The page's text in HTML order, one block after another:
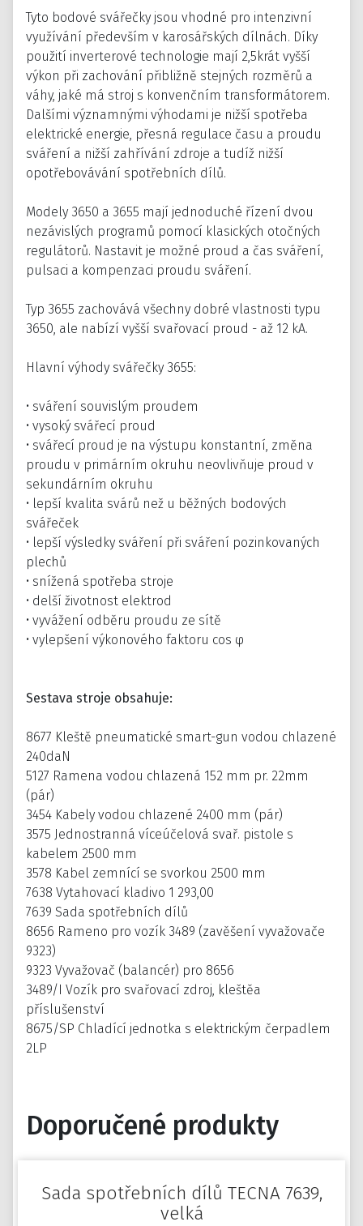
Tyto bodové svářečky jsou vhodné pro intenzivní
využívání především v karosářských dílnách. Díky
použití inverterové technologie mají 2,5krát vyšší
výkon při zachování přibližně stejných rozměrů a
váhy, jaké má stroj s konvenčním transformátorem.
Dalšími významnými výhodami je nižší spotřeba
elektrické energie, přesná regulace času a proudu
sváření a nižší zahřívání zdroje a tudíž nižší
opotřebovávání spotřebních dílů.
Modely 3650 a 3655 mají jednoduché řízení dvou
nezávislých programů pomocí klasických otočných
regulátorů. Nastavit je možné proud a čas sváření,
pulsaci a kompenzaci proudu sváření.
Typ 3655 zachovává všechny dobré vlastnosti typu
3650, ale nabízí vyšší svařovací proud - až 12 kA.
Hlavní výhody svářečky 3655:
• sváření souvislým proudem
• vysoký svářecí proud
• svářecí proud je na výstupu konstantní, změna
proudu v primárním okruhu neovlivňuje proud v
sekundárním okruhu
• lepší kvalita svárů než u běžných bodových
svářeček
• lepší výsledky sváření při sváření pozinkovaných
plechů
• snížená spotřeba stroje
• delší životnost elektrod
• vyvážení odběru proudu ze sítě
• vylepšení výkonového faktoru cos φ
Sestava stroje obsahuje:
8677 Kleště pneumatické smart-gun vodou chlazené
240daN
5127 Ramena vodou chlazená 152 mm pr. 22mm
(pár)
3454 Kabely vodou chlazené 2400 mm (pár)
3575 Jednostranná víceúčelová svař. pistole s
kabelem 2500 mm
3578 Kabel zemnící se svorkou 2500 mm
7638 Vytahovací kladivo 1 293,00
7639 Sada spotřebních dílů
8656 Rameno pro vozík 3489 (zavěšení vyvažovače
9323)
9323 Vyvažovač (balancér) pro 8656
3489/I Vozík pro svařovací zdroj, kleštěa
příslušenství
8675/SP Chladící jednotka s elektrickým čerpadlem
2LP
Doporučené produkty
Sada spotřebních dílů TECNA 7639,
velká